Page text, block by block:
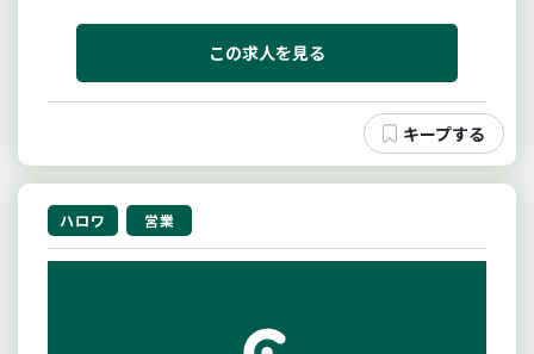
機関、福祉施設への利用者誘致営業・ご利用者（障が
い者）とのコミュニケーションなど【障がい者雇用創
この求人を見る
ハロワ 営業